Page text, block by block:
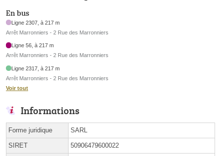
En bus
Ligne 2307, à 217 m
Arrêt Marronniers - 2 Rue des Marronniers
Ligne 56, à 217 m
Arrêt Marronniers - 2 Rue des Marronniers
Ligne 2317, à 217 m
Arrêt Marronniers - 2 Rue des Marronniers
Voir tout
Informations
Forme juridique SARL
SIRET 50906479600022